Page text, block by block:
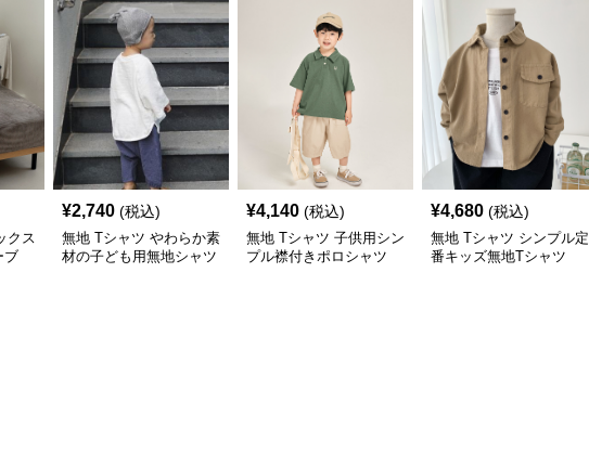
クス
ブ
¥2,740 (税込)
無地 Tシャツ やわらか素
材の子ども用無地シャツ
¥4,140 (税込)
無地 Tシャツ 子供用シン
プル襟付きポロシャツ
¥4,680 (税込)
無地 Tシャツ シンプル定
番キッズ無地Tシャツ